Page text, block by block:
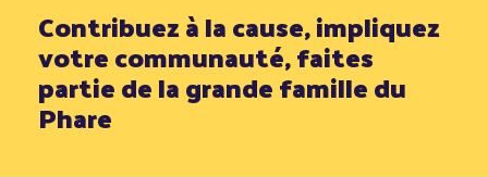
Contribuez à la cause, impliquez
votre communauté, faites
partie de la grande famille du
Phare